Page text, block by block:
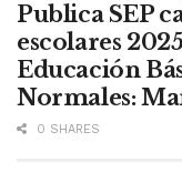
Publica SEP
escolares
Educación
Normales:
0 SHARES